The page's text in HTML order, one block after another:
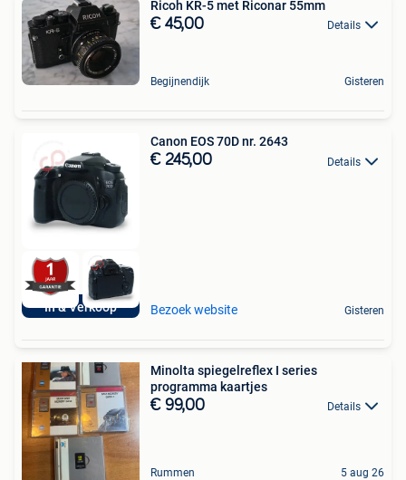
Ricoh KR-5 met Riconar 55mm
€ 45,00 Details
Begijnendijk Gisteren
In & Verkoop
Canon EOS 70D nr. 2643
€ 245,00 Details
Bezoek website Gisteren
Minolta spiegelreflex I series
programma kaartjes
€ 99,00 Details
Rummen 5 aug 26